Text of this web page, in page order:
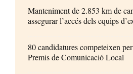
Manteniment de 2.853 km de
assegurar l’accés dels equips
80 candidatures competeixen
Premis de Comunicació Local